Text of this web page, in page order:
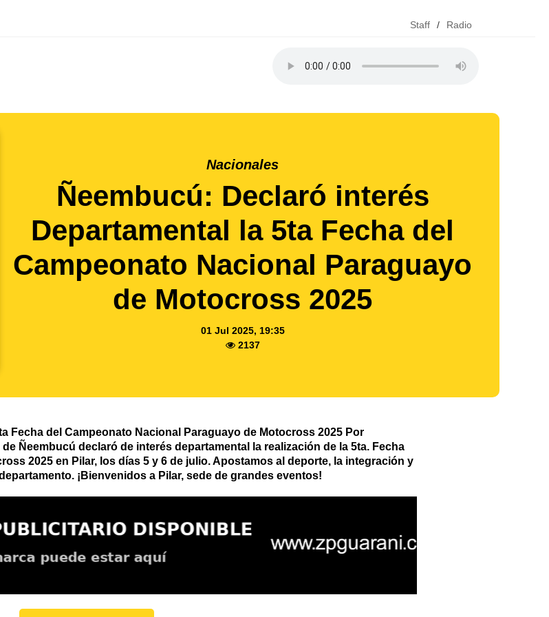
Staff / Radio
Nacionales
Ñeembucú: Declaró interés
Departamental la 5ta Fecha del
Campeonato Nacional Paraguayo
de Motocross 2025
01 Jul 2025, 19:35
2137
Fecha del Campeonato Nacional Paraguayo de Motocross 2025 Por
Ñeembucú declaró de interés departamental la realización de la 5ta. Fecha
2025 en Pilar, los días 5 y 6 de julio. Apostamos al deporte, la integración y
¡Bienvenidos a Pilar, sede de grandes eventos!